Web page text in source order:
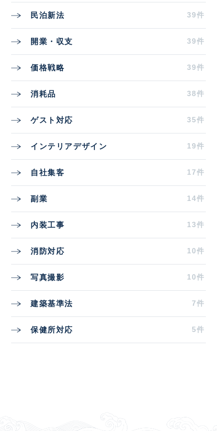
民泊新法 39件
開業・収支 39件
価格戦略 39件
消耗品 38件
ゲスト対応 35件
インテリアデザイン 19件
自社集客 17件
副業 14件
内装工事 13件
消防対応 10件
写真撮影 10件
建築基準法 7件
保健所対応 5件